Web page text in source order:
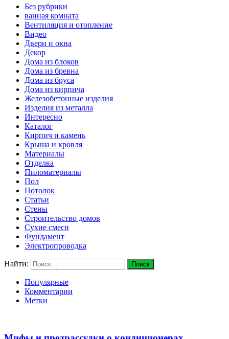
Без рубрики
ванная комната
Вентиляция и отопление
Видео
Двери и окна
Декор
Дома из блоков
Дома из бревна
Дома из бруса
Дома из кирпича
Железобетонные изделия
Изделия из металла
Интересно
Каталог
Кирпич и камень
Крыша и кровля
Материалы
Отделка
Пиломатериалы
Пол
Потолок
Статьи
Стены
Строительство домов
Сухие смеси
Фундамент
Электропроводка
Найти:
Популярные
Комментарии
Метки